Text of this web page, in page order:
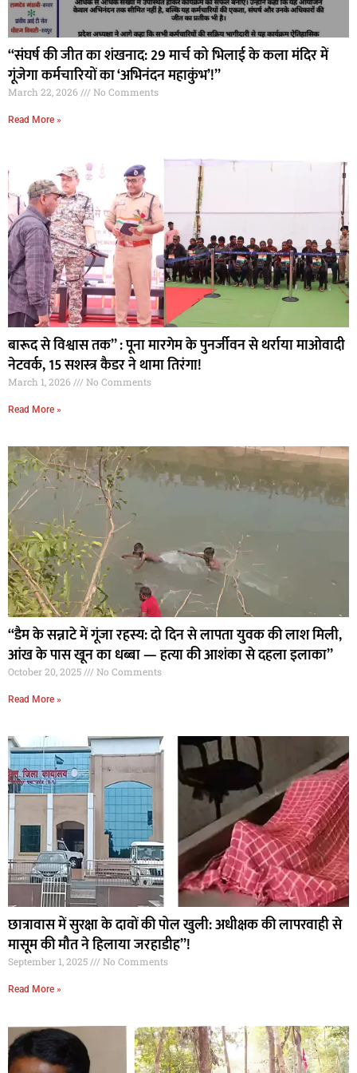
“संघर्ष की जीत का शंखनाद: 29 मार्च को भिलाई के कला मंदिर में
गूंजेगा कर्मचारियों का ‘अभिनंदन महाकुंभ’!”
March 22, 2026 No Comments
Read More »
बारूद से विश्वास तक” : पूना मारगेम के पुनर्जीवन से थर्राया माओवादी
नेटवर्क, 15 सशस्त्र कैडर ने थामा तिरंगा!
March 1, 2026 No Comments
Read More »
“डैम के सन्नाटे में गूंजा रहस्य: दो दिन से लापता युवक की लाश मिली,
आंख के पास खून का धब्बा — हत्या की आशंका से दहला इलाका”
October 20, 2025 No Comments
Read More »
छात्रावास में सुरक्षा के दावों की पोल खुली: अधीक्षक की लापरवाही से
मासूम की मौत ने हिलाया जरहाडीह”!
September 1, 2025 No Comments
Read More »